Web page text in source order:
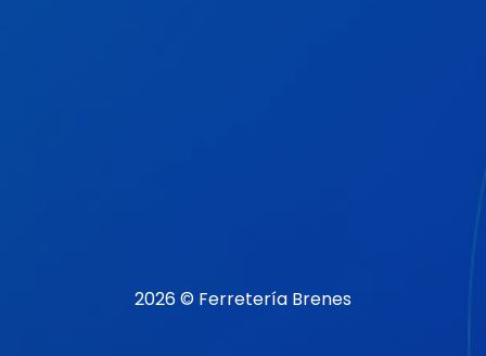
2026 © Ferretería Brenes